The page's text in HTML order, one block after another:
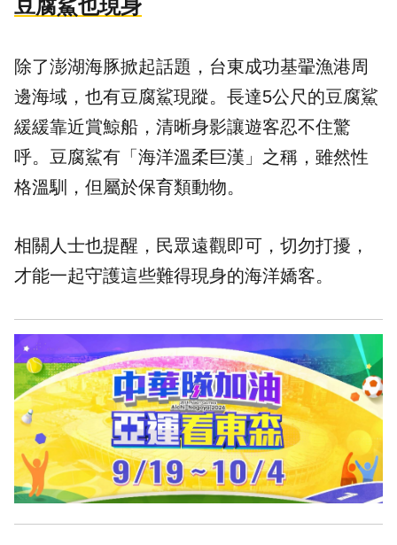
豆腐鯊也現身
除了澎湖海豚掀起話題，台東成功基翬漁港周
邊海域，也有豆腐鯊現蹤。長達5公尺的豆腐鯊
緩緩靠近賞鯨船，清晰身影讓遊客忍不住驚
呼。豆腐鯊有「海洋溫柔巨漢」之稱，雖然性
格溫馴，但屬於保育類動物。
相關人士也提醒，民眾遠觀即可，切勿打擾，
才能一起守護這些難得現身的海洋嬌客。